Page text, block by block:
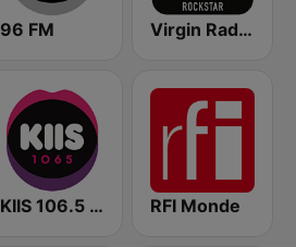
96 FM Virgin Radio Music Star Pink Floyd
KIIS 106.5 FM RFI Monde